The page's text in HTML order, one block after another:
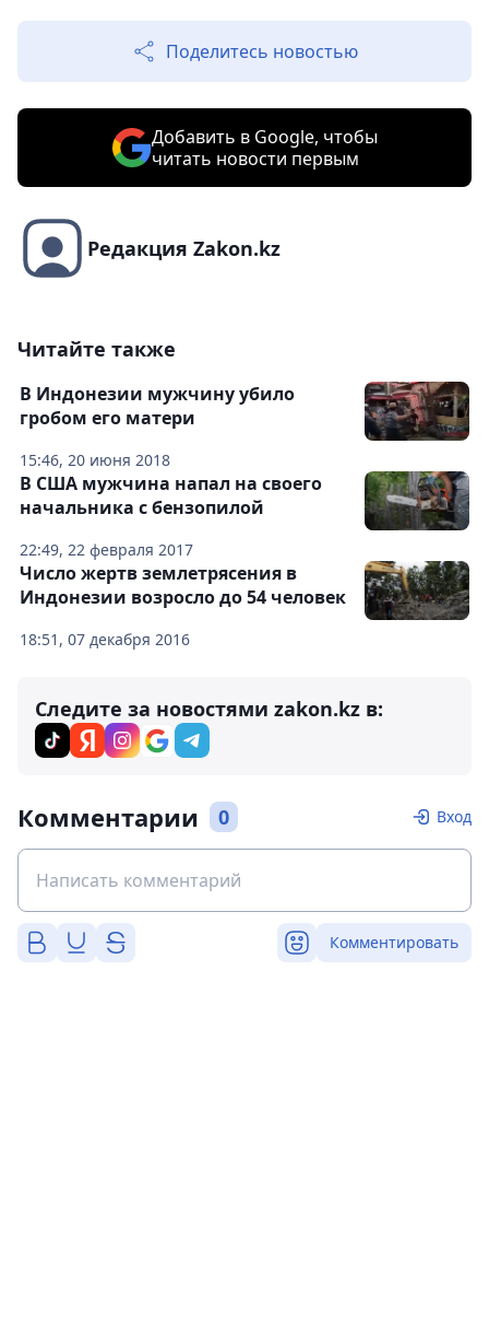
Поделитесь новостью
Добавить в Google, чтобы
читать новости первым
Редакция Zakon.kz
Читайте также
15:46, 20 июня 2018
В Индонезии мужчину убило
гробом его матери
22:49, 22 февраля 2017
В США мужчина напал на своего
начальника с бензопилой
18:51, 07 декабря 2016
Число жертв землетрясения в
Индонезии возросло до 54 человек
Следите за новостями zakon.kz в:
Комментарии 0 Вход
Комментировать